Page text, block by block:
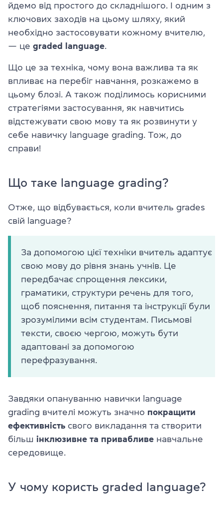
йдемо від простого до складнішого. І одним з
ключових заходів на цьому шляху, який
необхідно застосовувати кожному вчителю,
— це graded language
Що це за техніка, чому вона важлива та як
впливає на перебіг навчання, розкажемо в
цьому блозі. А також поділимось корисними
стратегіями застосування, як навчитись
відстежувати свою мову та як розвинути у
себе навичку language grading. Тож, до
справи!
Що таке language grading?
Отже, що відбувається, коли вчитель grades
свій language?
За допомогою цієї техніки вчитель адаптує
свою мову до рівня знань учнів. Це
передбачає спрощення лексики,
граматики, структури речень для того,
щоб пояснення, питання та інструкції були
зрозумілими всім студентам. Письмові
тексти, своєю чергою, можуть бути
адаптовані за допомогою
перефразування.
Завдяки опануванню навички language
grading вчителі можуть значно покращити
ефективність свого викладання та створити
більш інклюзивне та привабливе навчальне
середовище.
У чому користь graded language?